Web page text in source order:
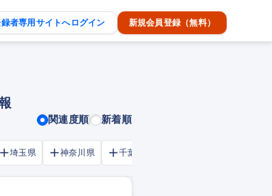
者専用サイトへログイン 新規会員登録（無料）
関連度順 新着順
埼玉県 神奈川県 千葉市